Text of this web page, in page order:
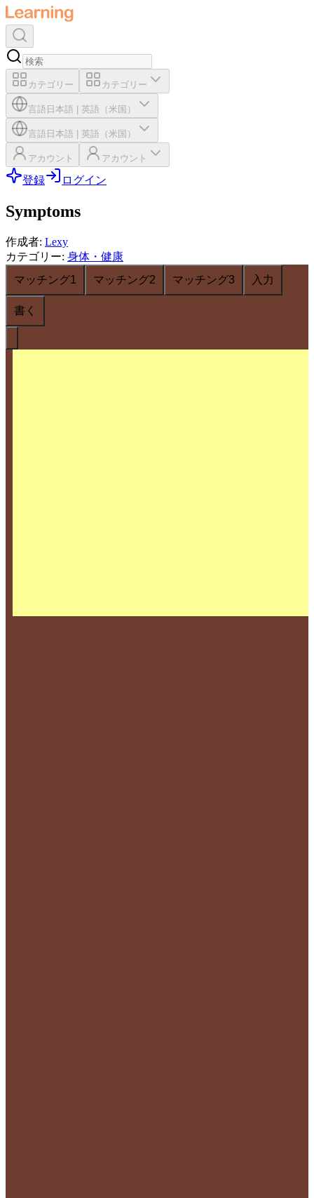
カテゴリー カテゴリー
言語 日本語 英語（米国）
言語 日本語 英語（米国）
アカウント アカウント
登録 ログイン
Symptoms
作成者: Lexy
カテゴリー: 身体・健康
マッチング1
マッチング2 マッチング3 入力
書く